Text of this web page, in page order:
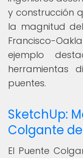
y construcción
la magnitud
Francisco-
ejemplo
herramientas
puentes.
SketchUp:
Colgante
El Puente